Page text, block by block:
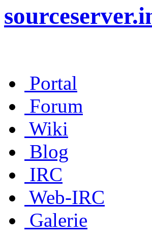
Portal
Forum
Wiki
Blog
IRC
Web-IRC
Galerie